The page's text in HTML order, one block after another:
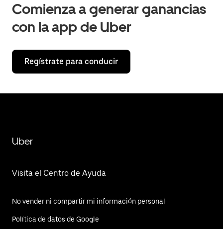
Comienza a generar ganancias
con la app de Uber
Regístrate para conducir
Uber
Visita el Centro de Ayuda
No vender ni compartir mi información personal
Política de datos de Google